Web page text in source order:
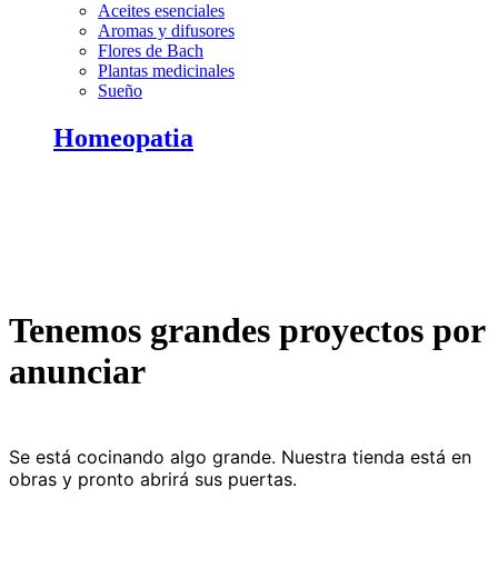
Aceites esenciales
Aromas y difusores
Flores de Bach
Plantas medicinales
Sueño
Homeopatia
Tenemos grandes proyectos por
anunciar
Se está cocinando algo grande. Nuestra tienda está en
obras y pronto abrirá sus puertas.